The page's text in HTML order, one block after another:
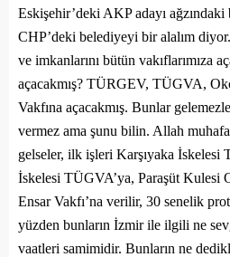
Eskişehir’deki AKP adayı ağzındaki
CHP’deki belediyeyi bir alalım
ve imkanlarını bütün vakıflarımıza
açacakmış? TÜRGEV, TÜGVA,
Vakfına açacakmış. Bunlar
vermez ama şunu bilin. Allah
gelseler, ilk işleri Karşıyaka İskelesi
İskelesi TÜGVA’ya, Paraşüt Kulesi
Ensar Vakfı’na verilir, 30 senelik
yüzden bunların İzmir ile ilgili ne
vaatleri samimidir. Bunların ne